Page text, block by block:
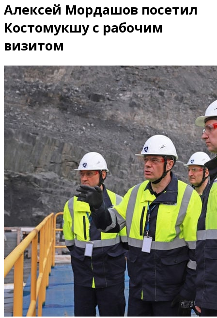
Алексей Мордашов посетил
Костомукшу с рабочим
визитом